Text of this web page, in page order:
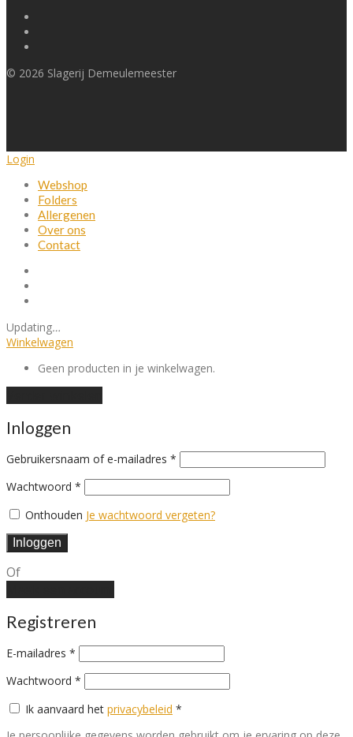
© 2026 Slagerij Demeulemeester
Login
Webshop
Folders
Allergenen
Over ons
Contact
Updating…
Winkelwagen
Geen producten in je winkelwagen.
Inloggen
Gebruikersnaam of e-mailadres *
Wachtwoord *
Onthouden Je wachtwoord vergeten?
Inloggen
Of
Registreren
E-mailadres *
Wachtwoord *
Ik aanvaard het privacybeleid *